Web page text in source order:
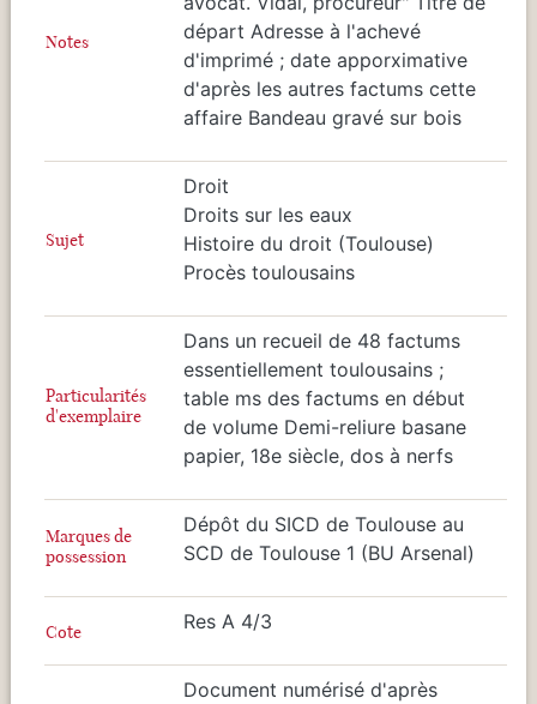
Notes
départ Adresse à l'achevé
d'imprimé ; date apporximative
d'après les autres factums cette
affaire Bandeau gravé sur bois
Sujet
Droit
Droits sur les eaux
Histoire du droit (Toulouse)
Procès toulousains
Particularités
d'exemplaire
Dans un recueil de 48 factums
essentiellement toulousains ;
table ms des factums en début
de volume Demi-reliure basane
papier, 18e siècle, dos à nerfs
Marques de
possession
Dépôt du SICD de Toulouse au
SCD de Toulouse 1 (BU Arsenal)
Cote Res A 4/3
Document numérisé d'après